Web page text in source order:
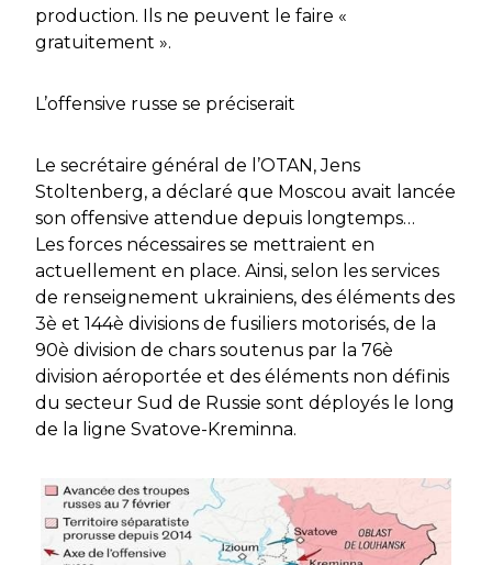
production. Ils ne peuvent le faire «
gratuitement ».
L’offensive russe se préciserait
Le secrétaire général de l’OTAN, Jens
Stoltenberg, a déclaré que Moscou avait lancée
son offensive attendue depuis longtemps…
Les forces nécessaires se mettraient en
actuellement en place. Ainsi, selon les services
de renseignement ukrainiens, des éléments des
3è et 144è divisions de fusiliers motorisés, de la
90è division de chars soutenus par la 76è
division aéroportée et des éléments non définis
du secteur Sud de Russie sont déployés le long
de la ligne Svatove-Kreminna.